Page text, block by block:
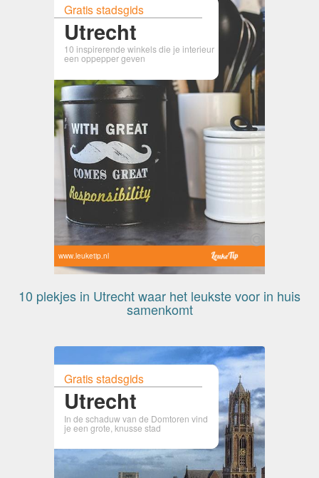
Gratis stadsgids
Utrecht
10 inspirerende winkels die je interieur
een oppepper geven
www.leuketip.nl
10 plekjes in Utrecht waar het leukste voor in huis
samenkomt
Gratis stadsgids
Utrecht
In de schaduw van de Domtoren vind
je een grote, knusse stad